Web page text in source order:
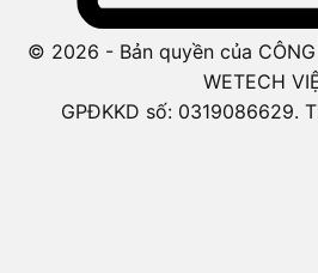
© 2026 - Bản quyền của
WETECH
GPĐKKD số: 0319086629.